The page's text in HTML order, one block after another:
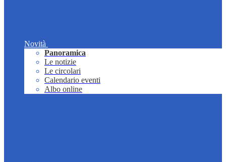
Novità
Panoramica
Le notizie
Le circolari
Calendario eventi
Albo online